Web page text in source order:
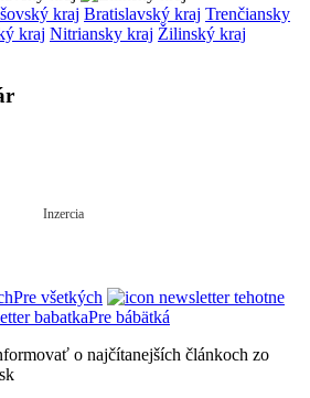
kraj Bratislavský kraj Trenčiansky
kraj Nitriansky kraj Žilinský kraj
Inzercia
Pre všetkých
Pre bábätká
o najčítanejších článkoch zo